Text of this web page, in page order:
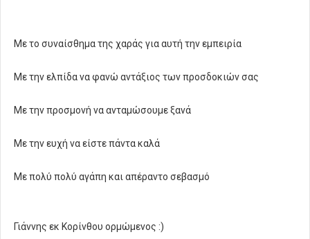
Με το συναίσθημα της χαράς για αυτή την εμπειρία
Με την ελπίδα να φανώ αντάξιος των προσδοκιών σας
Με την προσμονή να ανταμώσουμε ξανά
Με την ευχή να είστε πάντα καλά
Με πολύ πολύ αγάπη και απέραντο σεβασμό
Γιάννης εκ Κορίνθου ορμώμενος :)